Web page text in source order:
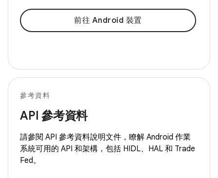
前往 Android 裝置
參考資料
API 參考資料
請參閱 API 參考資料說明文件，瞭解 Android 作業
系統可用的 API 和架構，包括 HIDL、HAL 和 Trade
Fed。